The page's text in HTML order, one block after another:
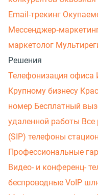
Email-трекинг
маркетолог
Решения
Телефонизация офиса
Крупному бизнесу
номер Бесплатный
удаленной работы Все
(SIP) телефоны
Профессиональные
Видео- и конференц-
беспроводные VoIP